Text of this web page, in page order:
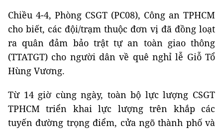
Chiều 4-4, Phòng CSGT (PC08), Công an TPHCM
cho biết, các đội/trạm thuộc đơn vị đã đồng loạt
ra quân đảm bảo trật tự an toàn giao thông
(TTATGT) cho người dân về quê nghỉ lễ Giỗ Tổ
Hùng Vương.
Từ 14 giờ cùng ngày, toàn bộ lực lượng CSGT
TPHCM triển khai lực lượng trên khắp các
tuyến đường trọng điểm, cửa ngõ thành phố và